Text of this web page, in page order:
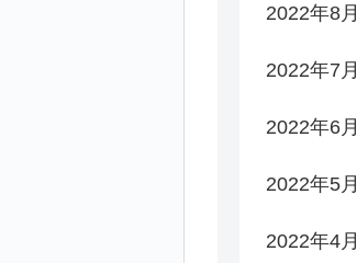
2022年8月
2022年7月
2022年6月
2022年5月
2022年4月